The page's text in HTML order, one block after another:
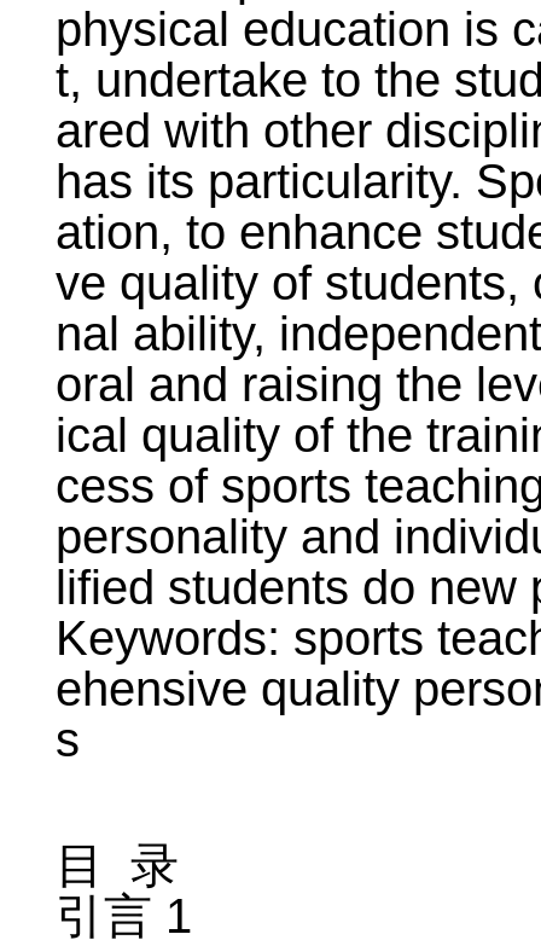
physical education is
t, undertake to the
ared with other
has its particularity.
ation, to enhance
ve quality of students,
nal ability,
oral and raising the
ical quality of the
cess of sports
personality and
lified students do new
Keywords: sports
ehensive quality
s
目 录
引言 1